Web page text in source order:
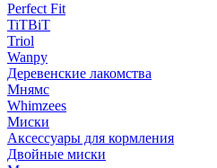
Perfect Fit
TiTBiT
Triol
Wanpy
Деревенские лакомства
Мнямс
Whimzees
Миски
Аксессуары для кормления
Двойные миски